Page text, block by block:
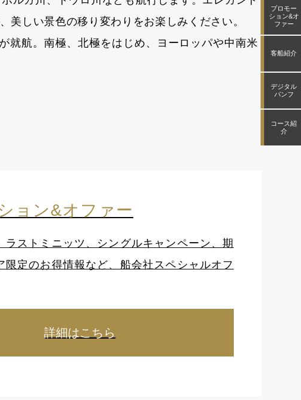
プロモー
ション&オ
ファー
客船紹介
デジタル
パンフ
コース紹
介
しい景色の移り変わりをお楽しみください。
就航。南極、北極をはじめ、ヨーロッパや中南米
ョン&オファー
ラストミニッツ、シングルキャンペーン、期
限定のお得情報など、船会社スペシャルオフ
詳細はこちら